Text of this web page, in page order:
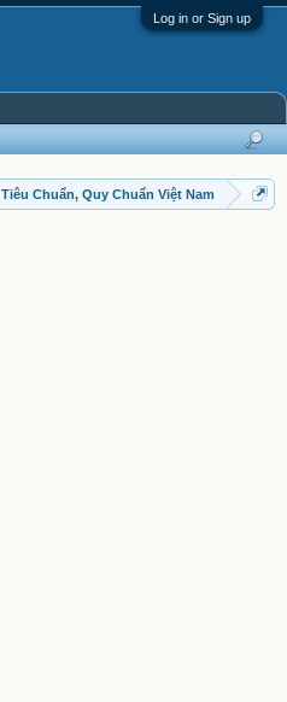
Log in or Sign up
Tiêu Chuẩn, Quy Chuẩn Việt Nam